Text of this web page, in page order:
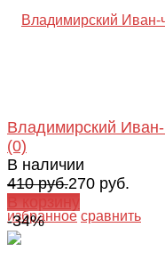
избранное сравнить
Владимирский
(0)
В наличии
410 руб.270 руб.
В корзину
-34%